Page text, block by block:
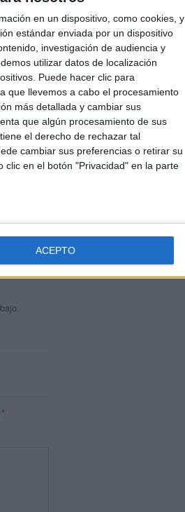
en un dispositivo, como cookies, y
estándar enviada por un dispositivo
investigación de audiencia y
utilizar datos de localización
Puede hacer clic para
que llevemos a cabo el procesamiento
más detallada y cambiar sus
que algún procesamiento de sus
el derecho de rechazar tal
cambiar sus preferencias o retirar su
clic en el botón "Privacidad" en la parte
ACEPTO
y
y
*